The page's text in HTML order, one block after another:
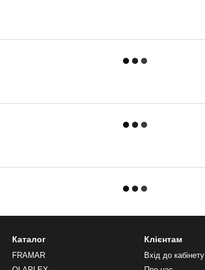
Каталог
FRAMAR
Клієнтам
Вхід до кабінету